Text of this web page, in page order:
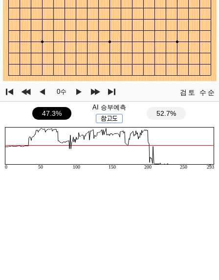
0수 검토 수순
47.3%
AI 승부예측
52.7%